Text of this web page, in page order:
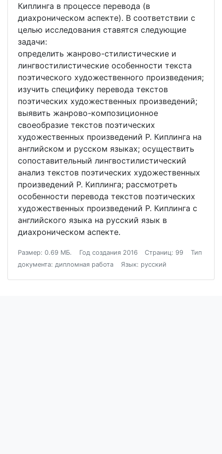
Киплинга в процессе перевода (в
диахроническом аспекте). В соответствии с
целью исследования ставятся следующие
задачи:
определить жанрово-стилистические и
лингвостилистические особенности текста
поэтического художественного произведения;
изучить специфику перевода текстов
поэтических художественных произведений;
выявить жанрово-композиционное
своеобразие текстов поэтических
художественных произведений Р. Киплинга на
английском и русском языках; осуществить
сопоставительный лингвостилистический
анализ текстов поэтических художественных
произведений Р. Киплинга; рассмотреть
особенности перевода текстов поэтических
художественных произведений Р. Киплинга с
английского языка на русский язык в
диахроническом аспекте.
Размер: 0.69 МБ. Год создания 2016 Страниц: 99
Тип
документа: дипломная работа
Язык: русский